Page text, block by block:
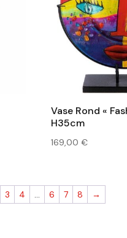
Vase Rond «
H35cm
169,00€
3 4 6 7 8 →